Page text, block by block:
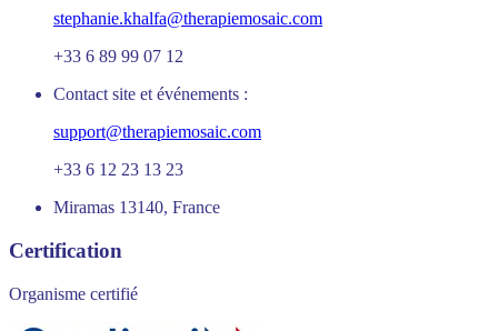
stephanie.khalfa@therapiemosaic.com
+33 6 89 99 07 12
Contact site et événements :
support@therapiemosaic.com
+33 6 12 23 13 23
Miramas 13140, France
Certification
Organisme certifié